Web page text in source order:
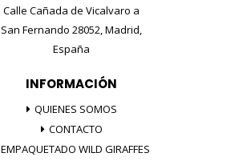
Calle Cañada de Vicalvaro a
San Fernando 28052, Madrid,
España
INFORMACIÓN
QUIENES SOMOS
CONTACTO
EMPAQUETADO WILD GIRAFFES